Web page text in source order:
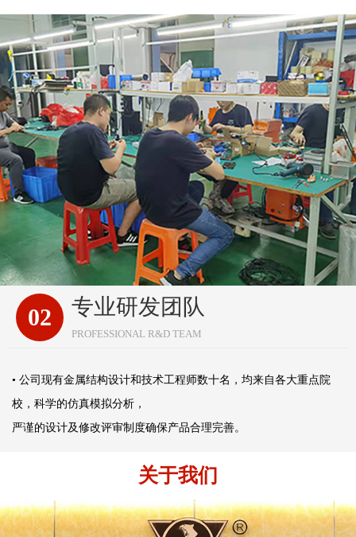
02 专业研发团队
PROFESSIONAL R&D TEAM
• 公司现有金属结构设计和技术工程师数十名，均来自各大重点院
校，科学的仿真模拟分析，
严谨的设计及修改评审制度确保产品合理完善。
关于我们